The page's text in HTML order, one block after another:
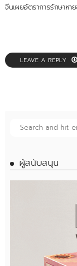
จีนเผยอัตราการรักษาห
LEAVE A REPLY
ผู้สนับสนุน